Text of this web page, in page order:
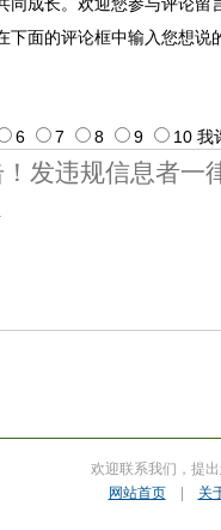
下面的评论框中输入您想说
6 7 8 9 10 我
欢迎联系我们，提
网站首页| 关